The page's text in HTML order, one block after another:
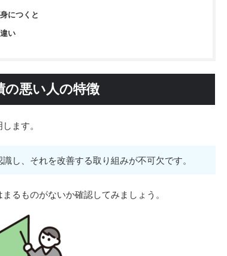
につくと
い
の悪い人の特徴
ます。
し、それを改善する取り組みが不可欠です。
るものがないか確認してみましょう。